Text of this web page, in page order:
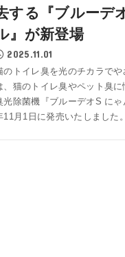
する『ブルーデ
』が新登場
2025.11.01
のトイレ臭を光のチカラで
、猫のトイレ臭やペット臭
光除菌機『ブルーデオS に
11月1日に発売いたしました